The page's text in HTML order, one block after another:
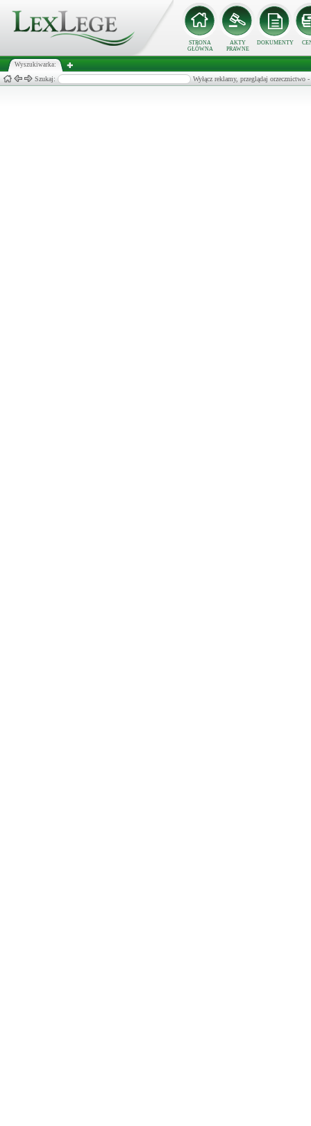
STRONA
GŁÓWNA
AKTY
PRAWNE
DOKUMENTY
Wyszukiwarka:
Szukaj: Wyłącz reklamy, przeglądaj